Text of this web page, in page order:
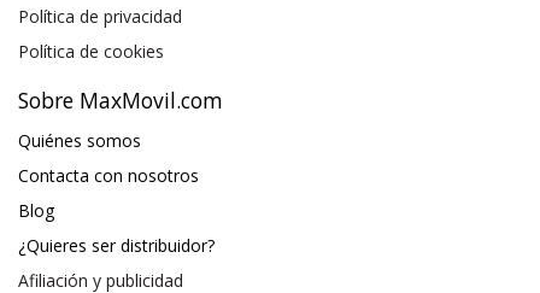
Política de privacidad
Política de cookies
Sobre MaxMovil.com
Quiénes somos
Contacta con nosotros
Blog
¿Quieres ser distribuidor?
Afiliación y publicidad